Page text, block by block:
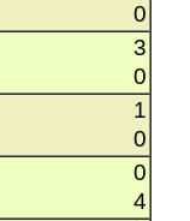
0
3
0
1
0
0
4